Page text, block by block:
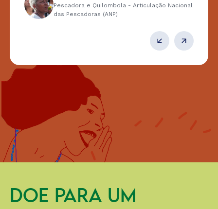
Pescadora e Quilombola - Articulação Nacional
das Pescadoras (ANP)
DOE PARA UM